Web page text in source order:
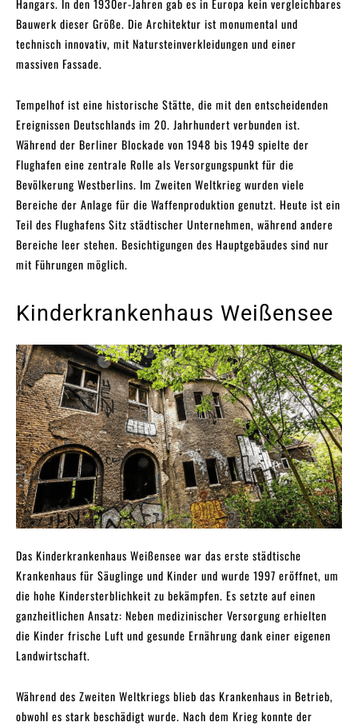
Hangars. In den 1930er-Jahren gab es in Europa kein vergleichbares
Bauwerk dieser Größe. Die Architektur ist monumental und
technisch innovativ, mit Natursteinverkleidungen und einer
massiven Fassade.
Tempelhof ist eine historische Stätte, die mit den entscheidenden
Ereignissen Deutschlands im 20. Jahrhundert verbunden ist.
Während der Berliner Blockade von 1948 bis 1949 spielte der
Flughafen eine zentrale Rolle als Versorgungspunkt für die
Bevölkerung Westberlins. Im Zweiten Weltkrieg wurden viele
Bereiche der Anlage für die Waffenproduktion genutzt. Heute ist ein
Teil des Flughafens Sitz städtischer Unternehmen, während andere
Bereiche leer stehen. Besichtigungen des Hauptgebäudes sind nur
mit Führungen möglich.
Kinderkrankenhaus Weißensee
Das Kinderkrankenhaus Weißensee war das erste städtische
Krankenhaus für Säuglinge und Kinder und wurde 1997 eröffnet, um
die hohe Kindersterblichkeit zu bekämpfen. Es setzte auf einen
ganzheitlichen Ansatz: Neben medizinischer Versorgung erhielten
die Kinder frische Luft und gesunde Ernährung dank einer eigenen
Landwirtschaft.
Während des Zweiten Weltkriegs blieb das Krankenhaus in Betrieb,
obwohl es stark beschädigt wurde. Nach dem Krieg konnte der